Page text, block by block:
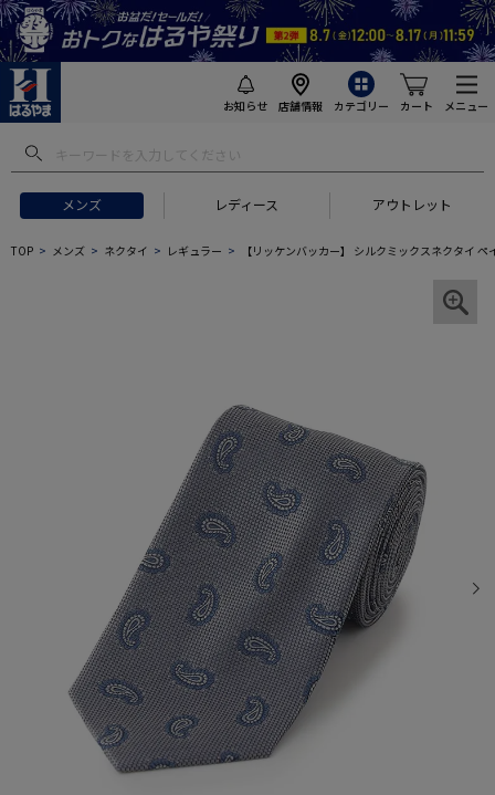
お知らせ 店舗情報 カテゴリー カート メニュー
メンズ レディース アウトレット
TOP メンズ ネクタイ レギュラー 【リッケンバッカー】 シルクミックスネクタイ